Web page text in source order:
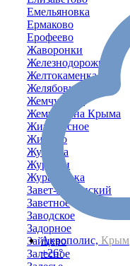
Акрополис, Крым
+26°
Емельяновка
Ермаково
Ерофеево
Жаворонки
Железнодорожное
Желтокаменка
Желябовка
Жемчужина
Жемчужина Крыма
Живописное
Жилино
Жуковка
Журавки
Журавлёвка
Завет-Ленинский
Заветное
Заводское
Задорное
Зайцево
Залесное